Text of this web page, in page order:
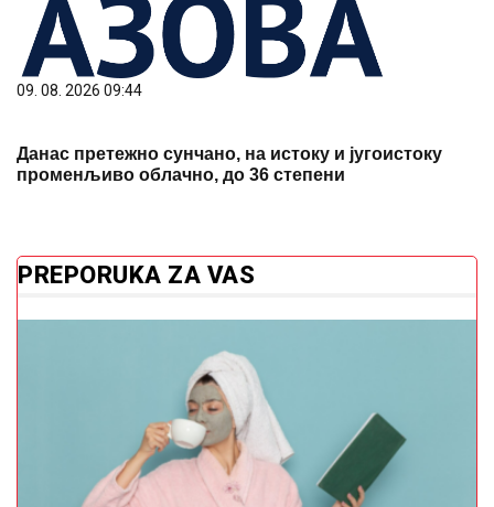
09. 08. 2026 09:44
Данас претежно сунчано, на истоку и југоистоку
променљиво облачно, до 36 степени
PREPORUKA ZA VAS